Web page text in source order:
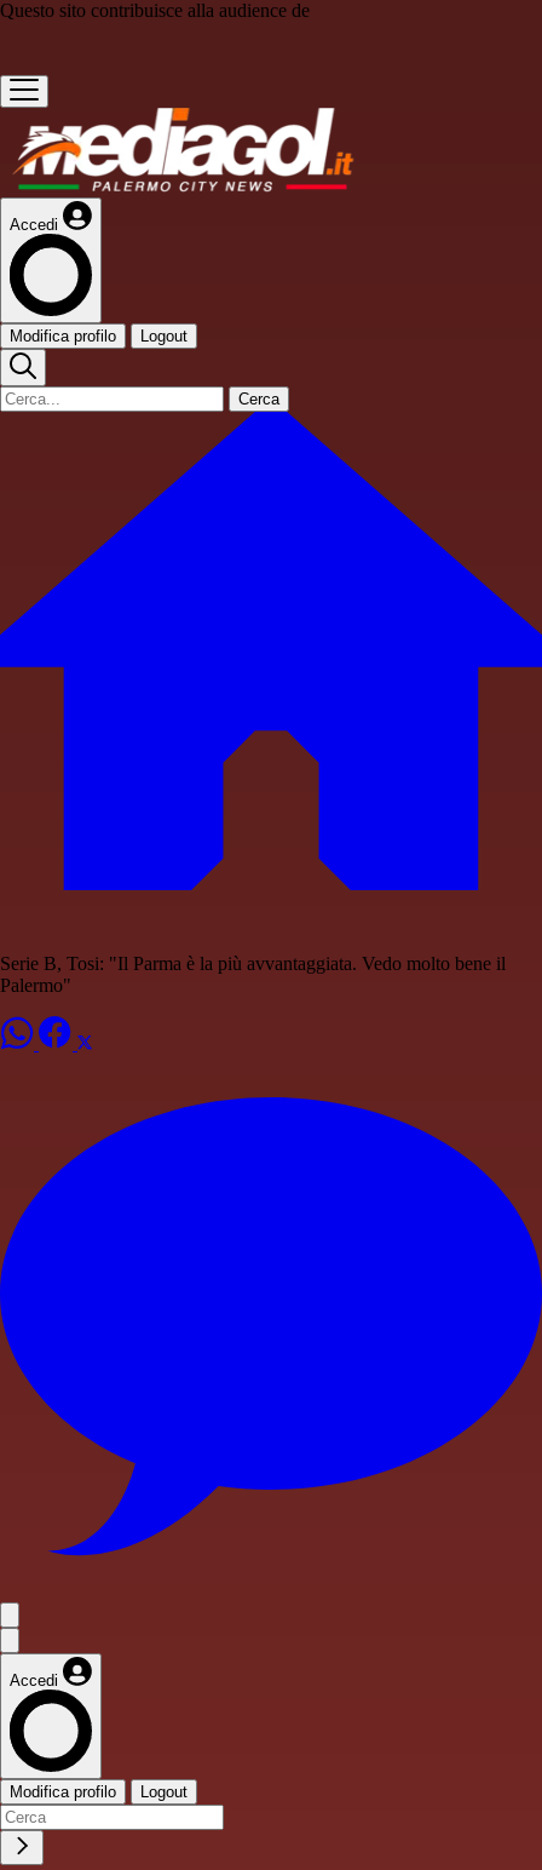
Questo sito contribuisce alla audience de
Accedi
Modifica profilo Logout
Cerca
Serie B, Tosi: "Il Parma è la più avvantaggiata. Vedo molto bene il
Palermo"
Accedi
Modifica profilo Logout